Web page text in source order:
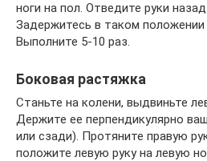
ноги на пол. Отведите руки
Задержитесь в таком положении
Выполните 5-10 раз.
Боковая растяжка
Станьте на колени, выдвиньте
Держите ее перпендикулярно
или сзади). Протяните правую
положите левую руку на левую